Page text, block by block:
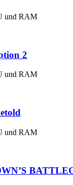
und RAM
2
und RAM
und RAM